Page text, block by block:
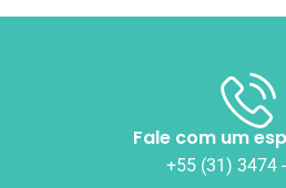
Fale com um
+55 (31) 3474